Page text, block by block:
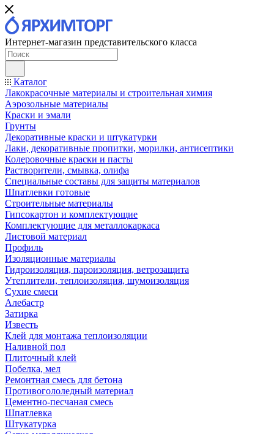
Интернет-магазин представительского класса
Каталог
Лакокрасочные материалы и строительная химия
Аэрозольные материалы
Краски и эмали
Грунты
Декоративные краски и штукатурки
Лаки, декоративные пропитки, морилки, антисептики
Колеровочные краски и пасты
Растворители, смывка, олифа
Специальные составы для защиты материалов
Шпатлевки готовые
Строительные материалы
Гипсокартон и комплектующие
Комплектующие для металлокаркаса
Листовой материал
Профиль
Изоляционные материалы
Гидроизоляция, пароизоляция, ветрозащита
Утеплители, теплоизоляция, шумоизоляция
Сухие смеси
Алебастр
Затирка
Известь
Клей для монтажа теплоизоляции
Наливной пол
Плиточный клей
Побелка, мел
Ремонтная смесь для бетона
Противогололедный материал
Цементно-песчаная смесь
Шпатлевка
Штукатурка